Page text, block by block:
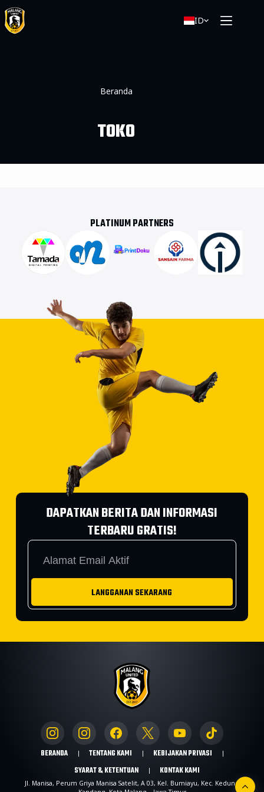
ID
Beranda
TOKO
PLATINUM PARTNERS
DAPATKAN BERITA DAN INFORMASI
TERBARU GRATIS!
LANGGANAN SEKARANG
BERANDA TENTANG KAMI
KEBIJAKAN PRIVASI
SYARAT & KETENTUAN
KONTAK KAMI
Jl. Manisa, Perum Griya Manisa Satelit, A 03, Kel. Bumiayu, Kec. Kedung